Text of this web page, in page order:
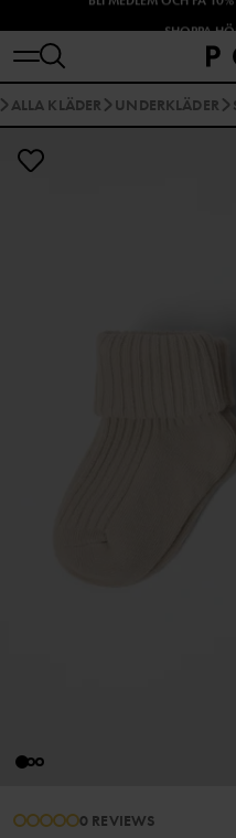
ALLA KLÄDER UNDERKLÄDER
0 REVIEWS